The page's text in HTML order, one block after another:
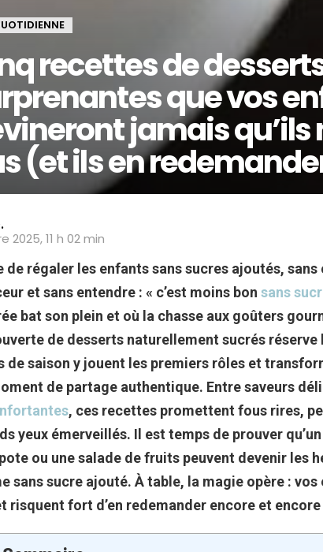
recettes de
que vos
jamais qu’ils
(et ils en
2025, 11 h 02 min
de régaler les enfants sans sucres ajoutés,
et sans entendre : « c’est moins bon sans
bat son plein et où la chasse aux goûters
de desserts naturellement sucrés réserve
de saison y jouent les premiers rôles et
de partage authentique. Entre saveurs
, ces recettes promettent fous rires,
yeux émerveillés. Il est temps de prouver
ou une salade de fruits peuvent devenir les
sans sucre ajouté. À table, la magie opère : vos
risquent fort d’en redemander encore et encore